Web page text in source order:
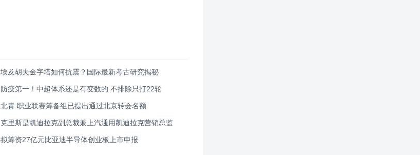
埃及胡夫金字塔如何抗震？国际最新考古研究揭秘
防疫第一！中超体系还是有变数的 不排除只打22轮
北青:职业联赛筹备组已提出通过北京转会名额
克里斯是凯迪拉克副总裁兼上汽通用凯迪拉克营销总监
拟筹资27亿元比亚迪半导体创业板上市申报